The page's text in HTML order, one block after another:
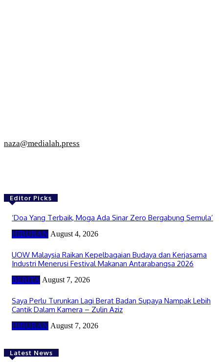
naza@medialah.press
Editor Picks
‘Doa Yang Terbaik, Moga Ada Sinar Zero Bergabung Semula’
HIBURAN August 4, 2026
UOW Malaysia Raikan Kepelbagaian Budaya dan Kerjasama
Industri Menerusi Festival Makanan Antarabangsa 2026
BERITA August 7, 2026
Saya Perlu Turunkan Lagi Berat Badan Supaya Nampak Lebih
Cantik Dalam Kamera – Zulin Aziz
HIBURAN August 7, 2026
Latest News